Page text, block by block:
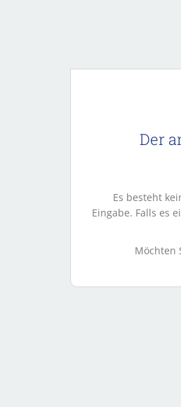
Der
Es besteht
Eingabe. Falls es
Möchten